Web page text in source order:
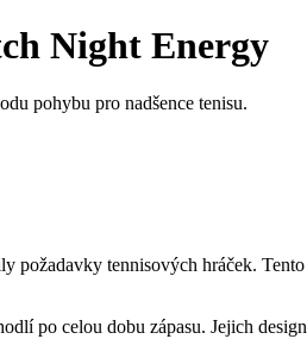
Night Energy
pohybu pro nadšence tenisu.
tennisových hráček.
po celou dobu zápasu. Jejich